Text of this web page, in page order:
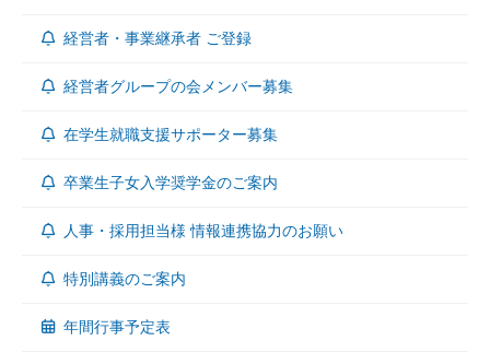
経営者・事業継承者 ご登録
経営者グループの会メンバー募集
在学生就職支援サポーター募集
卒業生子女入学奨学金のご案内
人事・採用担当様 情報連携協力のお願い
特別講義のご案内
年間行事予定表